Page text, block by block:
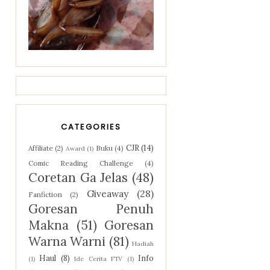
CATEGORIES
Affiliate (2) Award (1) Buku (4) CJR (14)
Comic Reading Challenge (4)
Coretan Ga Jelas (48)
Fanfiction (2) Giveaway (28)
Goresan Penuh
Makna (51) Goresan
Warna Warni (81) Hadiah
(1)
Haul (8) Ide Cerita FTV (1)
Info